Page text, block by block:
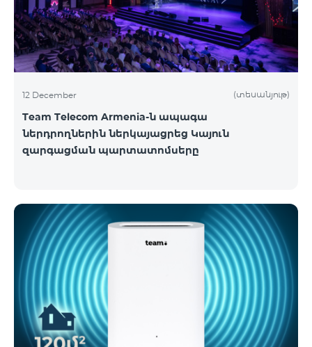
12 December (տեսանյութ)
Team Telecom Armenia-ն ապագա
ներդրողներին ներկայացրեց Կայուն
զարգացման պարտատոմսերը